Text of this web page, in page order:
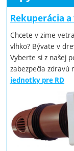
Rekuperácia
Chcete v zime
vlhko? Bývate v
Vyberte si z našej
zabezpečia
jednotky pre RD